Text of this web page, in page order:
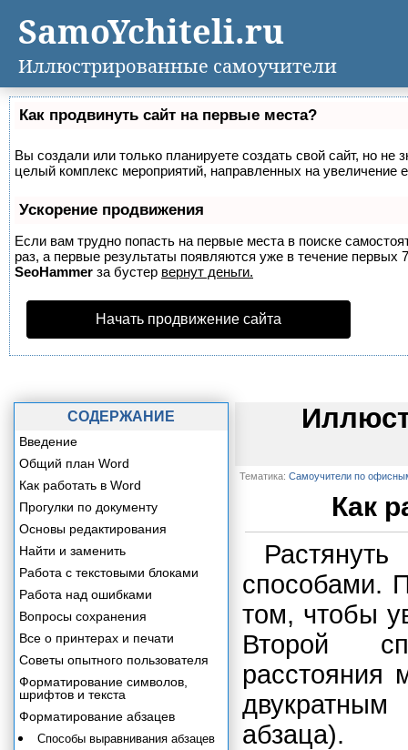
Как продвинуть сайт на первые места?
Вы создали или только планируете создать свой сайт, но не
целый комплекс мероприятий, направленных на увеличение
Ускорение продвижения
Если вам трудно попасть на первые места в поиске
раз, а первые результаты появляются уже в течение первых
SeoHammer за бустер вернут деньги.
Начать продвижение сайта
Тематика: Самоучители по
Как
способами.
том, чтобы
Второй
расстояния
абзаца).
СОДЕРЖАНИЕ
Введение
Общий план Word
Как работать в Word
Прогулки по документу
Основы редактирования
Найти и заменить
Работа с текстовыми блоками
Работа над ошибками
Вопросы сохранения
Все о принтерах и печати
Советы опытного пользователя
Форматирование символов,
шрифтов и текста
Форматирование абзацев
Способы выравнивания абзацев
SamoYchiteli.ru
Иллюстрированные самоучители